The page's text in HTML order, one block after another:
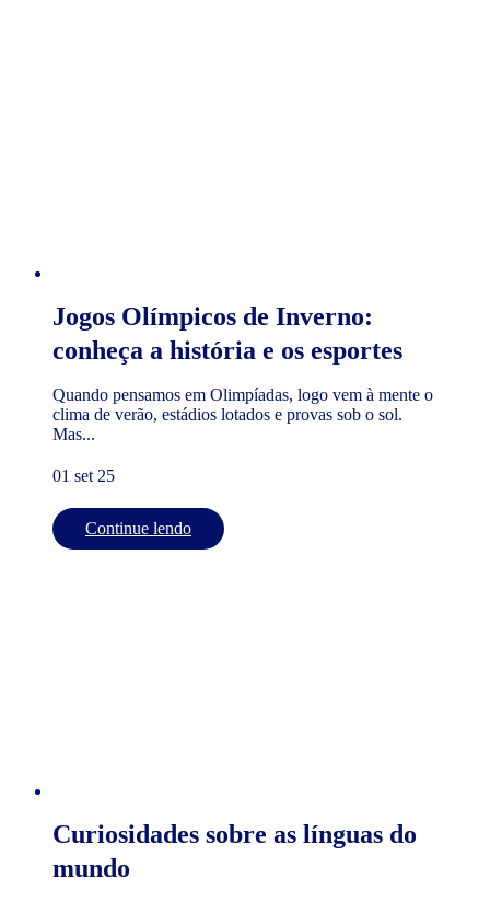
Jogos Olímpicos de Inverno:
conheça a história e os esportes
Quando pensamos em Olimpíadas, logo vem à mente o
clima de verão, estádios lotados e provas sob o sol.
Mas...
01 set 25
Continue lendo
Curiosidades sobre as línguas do
mundo